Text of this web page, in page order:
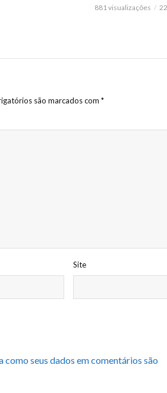
881 visualizações
são marcados com *
Site
como seus dados em comentários são